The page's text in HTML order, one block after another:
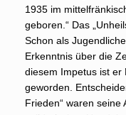
1935 im
geboren.“ Das
Schon als
Erkenntnis über die
diesem Impetus ist er
geworden.
Frieden“ waren seine